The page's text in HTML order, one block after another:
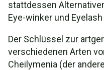
stattdessen
Eye-winker und
Der Schlüssel zur
verschiedenen Arten
Cheilymenia (der